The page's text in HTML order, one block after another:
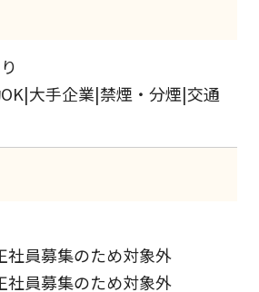
OK|大手企業|禁煙・分煙|交通
社員募集のため対象外
社員募集のため対象外